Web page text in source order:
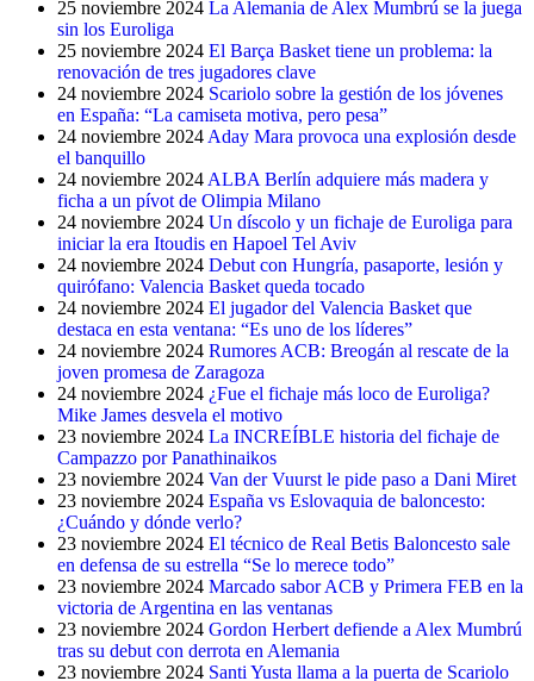
25 noviembre 2024 La Alemania de Alex Mumbrú se la juega
sin los Euroliga
25 noviembre 2024 El Barça Basket tiene un problema: la
renovación de tres jugadores clave
24 noviembre 2024 Scariolo sobre la gestión de los jóvenes
en España: “La camiseta motiva, pero pesa”
24 noviembre 2024 Aday Mara provoca una explosión desde
el banquillo
24 noviembre 2024 ALBA Berlín adquiere más madera y
ficha a un pívot de Olimpia Milano
24 noviembre 2024 Un díscolo y un fichaje de Euroliga para
iniciar la era Itoudis en Hapoel Tel Aviv
24 noviembre 2024 Debut con Hungría, pasaporte, lesión y
quirófano: Valencia Basket queda tocado
24 noviembre 2024 El jugador del Valencia Basket que
destaca en esta ventana: “Es uno de los líderes”
24 noviembre 2024 Rumores ACB: Breogán al rescate de la
joven promesa de Zaragoza
24 noviembre 2024 ¿Fue el fichaje más loco de Euroliga?
Mike James desvela el motivo
23 noviembre 2024 La INCREÍBLE historia del fichaje de
Campazzo por Panathinaikos
23 noviembre 2024 Van der Vuurst le pide paso a Dani Miret
23 noviembre 2024 España vs Eslovaquia de baloncesto:
¿Cuándo y dónde verlo?
23 noviembre 2024 El técnico de Real Betis Baloncesto sale
en defensa de su estrella “Se lo merece todo”
23 noviembre 2024 Marcado sabor ACB y Primera FEB en la
victoria de Argentina en las ventanas
23 noviembre 2024 Gordon Herbert defiende a Alex Mumbrú
tras su debut con derrota en Alemania
23 noviembre 2024 Santi Yusta llama a la puerta de Scariolo